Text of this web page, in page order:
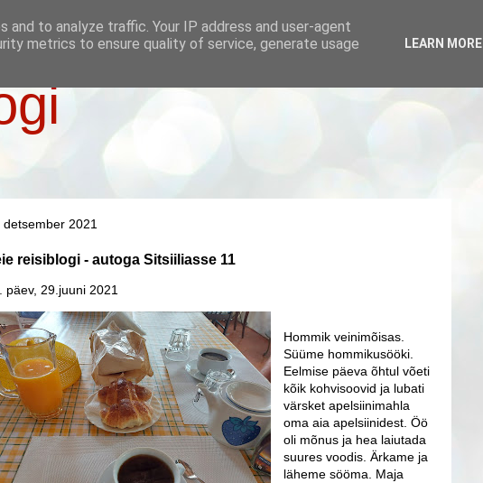
detsember 2021
reisiblogi - autoga Sitsiiliasse 11
päev, 29.juuni 2021
Hommik veinimõisas.
Süüme hommikusööki.
Eelmise päeva õhtul võeti
kõik kohvisoovid ja lubati
värsket apelsiinimahla
oma aia apelsiinidest. Öö
oli mõnus ja hea laiutada
suures voodis. Ärkame ja
läheme sööma. Maja
to analyze traffic. Your IP address and user-agent
metrics to ensure quality of service, generate usage
LEARN MORE